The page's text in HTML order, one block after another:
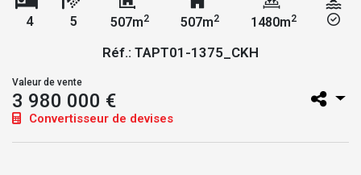
4 5 507m2 507m2 1480m2
Réf.: TAPT01-1375_CKH
Valeur de vente
3 980 000 €
Convertisseur de devises